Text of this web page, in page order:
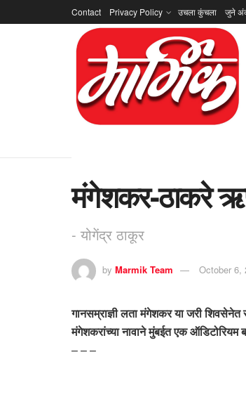
Contact Privacy Policy उचला कुंचला जुने
मंगेशकर-ठाकरे
- योगेंद्र ठाकूर
by Marmik Team October 6,
गानसम्राज्ञी लता मंगेशकर या जरी
मंगेशकरांच्या नावाने मुंबईत एक
– – –